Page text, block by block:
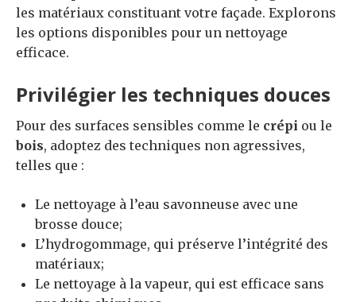
les matériaux constituant votre façade. Explorons
les options disponibles pour un nettoyage
efficace.
Privilégier les techniques douces
Pour des surfaces sensibles comme le crépi ou le
bois, adoptez des techniques non agressives,
telles que :
Le nettoyage à l’eau savonneuse avec une
brosse douce;
L’hydrogommage, qui préserve l’intégrité des
matériaux;
Le nettoyage à la vapeur, qui est efficace sans